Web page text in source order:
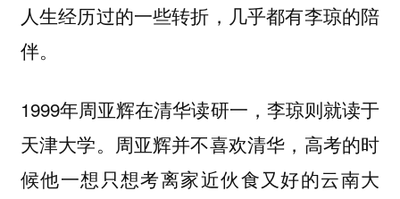
人生经历过的一些转折，几乎都有李琼的陪
伴。
1999年周亚辉在清华读研一，李琼则就读于
天津大学。周亚辉并不喜欢清华，高考的时
候他一想只想考离家近伙食又好的云南大